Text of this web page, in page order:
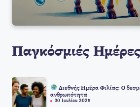
Παγκόσμιές Ημέρες
Διεθνής Ημέρα Φιλίας: Ο
ανθρωπότητα
30 Ιουλίου 2025